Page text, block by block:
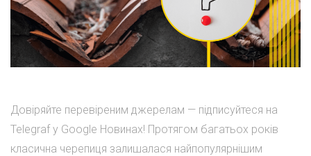
Довіряйте перевіреним джерелам — підписуйтеся на
Telegraf у Google Новинах! Протягом багатьох років
класична черепиця залишалася найпопулярнішим